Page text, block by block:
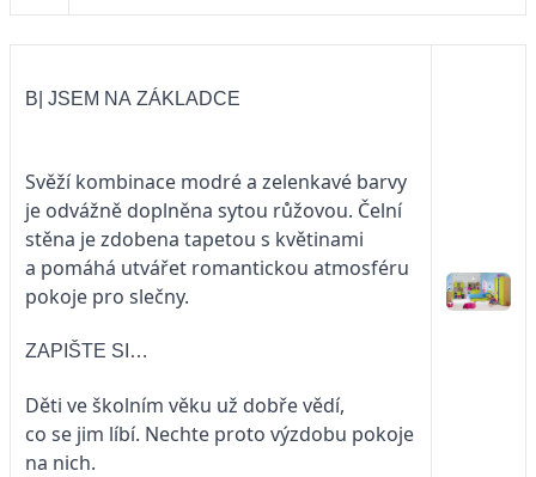
B| JSEM NA ZÁKLADCE
Svěží kombinace modré a zelenkavé barvy
je odvážně doplněna sytou růžovou. Čelní
stěna je zdobena tapetou s květinami
a pomáhá utvářet romantickou atmosféru
pokoje pro slečny.
ZAPIŠTE SI…
Děti ve školním věku už dobře vědí,
co se jim líbí. Nechte proto výzdobu pokoje
na nich.